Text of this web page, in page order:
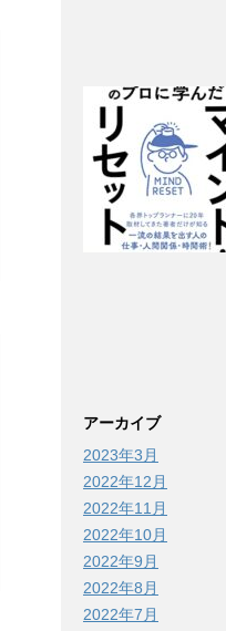
アーカイブ
2023年3月
2022年12月
2022年11月
2022年10月
2022年9月
2022年8月
2022年7月